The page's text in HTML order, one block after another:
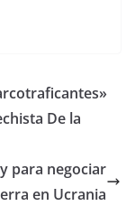
De la
para negociar
en Ucrania